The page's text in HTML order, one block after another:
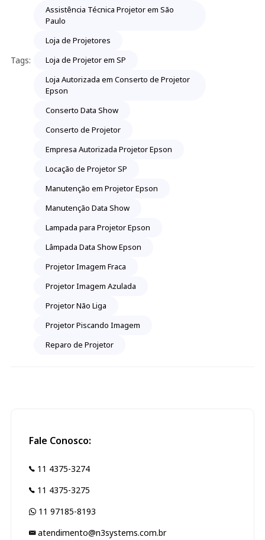
Tags:
Assistência Técnica Projetor em São
Paulo
Loja de Projetores
Loja de Projetor em SP
Loja Autorizada em Conserto de Projetor
Epson
Conserto Data Show
Conserto de Projetor
Empresa Autorizada Projetor Epson
Locação de Projetor SP
Manutenção em Projetor Epson
Manutenção Data Show
Lampada para Projetor Epson
Lâmpada Data Show Epson
Projetor Imagem Fraca
Projetor Imagem Azulada
Projetor Não Liga
Projetor Piscando Imagem
Reparo de Projetor
Fale Conosco:
11 4375-3274
11 4375-3275
11 97185-8193
atendimento@n3systems.com.br